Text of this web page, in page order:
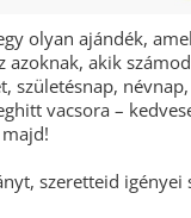
olyan ajándék,
azoknak, akik
születésnap,
vacsora –
szeretteid igényei